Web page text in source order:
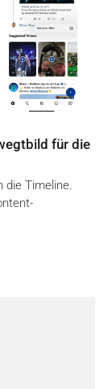
für die
die Timeline.